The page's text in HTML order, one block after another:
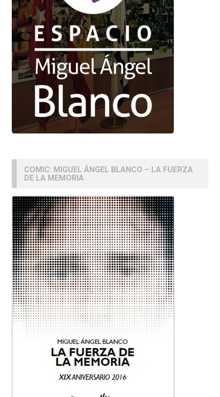
COMIC: MIGUEL ÁNGEL BLANCO – LA FUERZA
DE LA MEMORIA